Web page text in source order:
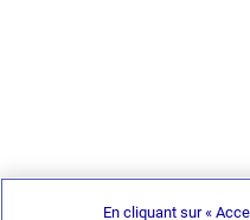
En cliquant sur «